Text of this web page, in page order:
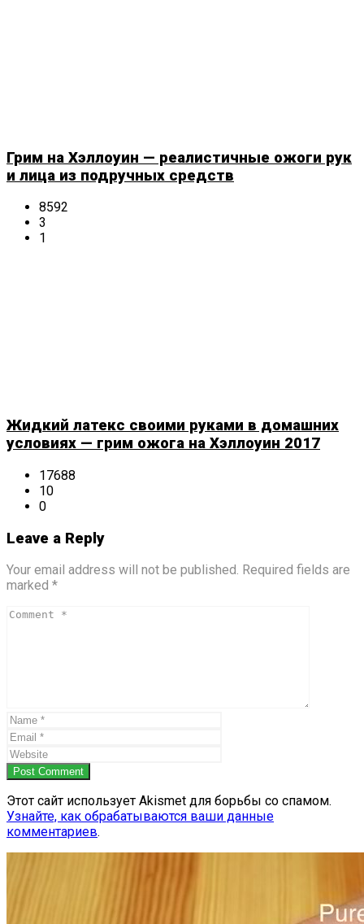
Грим на Хэллоуин — реалистичные ожоги рук
и лица из подручных средств
8592
3
1
Жидкий латекс своими руками в домашних
условиях — грим ожога на Хэллоуин 2017
17688
10
0
Leave a Reply
Your email address will not be published. Required fields are
marked *
Post Comment
Этот сайт использует Akismet для борьбы со спамом.
Узнайте, как обрабатываются ваши данные
комментариев.